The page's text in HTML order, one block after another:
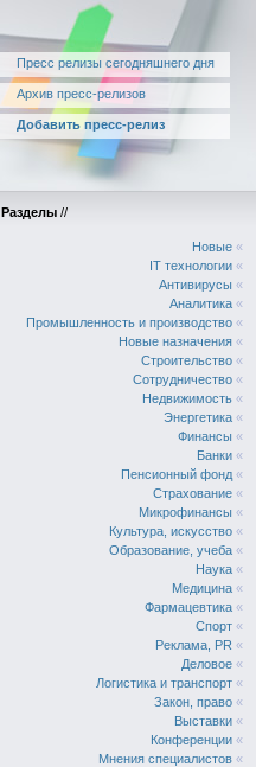
Пресс релизы сегодняшнего дня
Архив пресс-релизов
Добавить пресс-релиз
Разделы //
Новые «
IT технологии «
Антивирусы «
Аналитика «
Промышленность и производство «
Новые назначения «
Строительство «
Сотрудничество «
Недвижимость «
Энергетика «
Финансы «
Банки «
Пенсионный фонд «
Страхование «
Микрофинансы «
Культура, искусство «
Образование, учеба «
Наука «
Медицина «
Фармацевтика «
Спорт «
Реклама, PR «
Деловое «
Логистика и транспорт «
Закон, право «
Выставки «
Конференции «
Мнения специалистов «